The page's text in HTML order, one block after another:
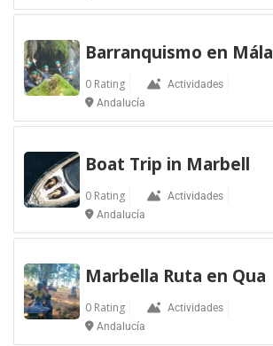
Barranquismo en Mála
0 Rating
Actividades
Andalucía
Boat Trip in Marbell
0 Rating
Actividades
Andalucía
Marbella Ruta en Qua
0 Rating
Actividades
Andalucía